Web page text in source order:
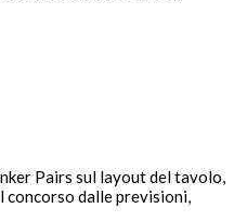
Pairs sul layout del tavolo,
concorso dalle previsioni,